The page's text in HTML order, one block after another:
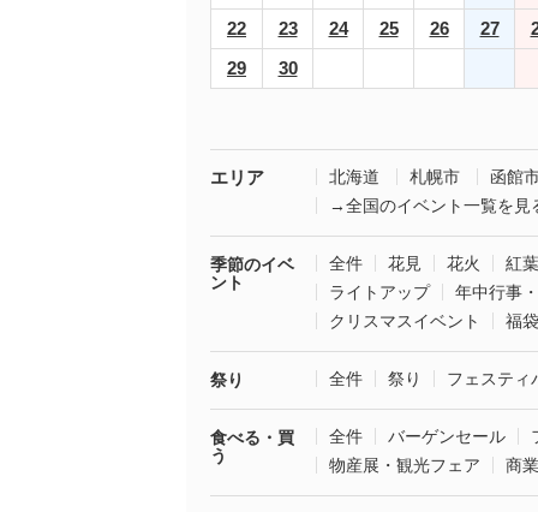
22
23 24 25 26 27
29
30
エリア 北海道 札幌市
函館
→全国のイベント一覧を見
季節のイベ
ント
全件 花見 花火
紅葉
ライトアップ
年中行事
クリスマスイベント
福
祭り 全件 祭り フェスティ
食べる・買
う
全件 バーゲンセール
物産展・観光フェア
商